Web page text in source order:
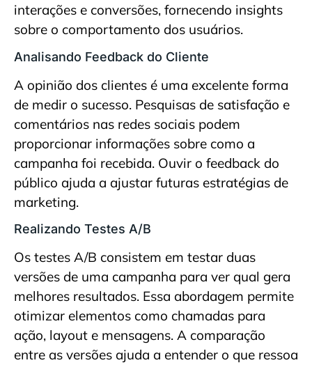
interações e conversões, fornecendo insights
sobre o comportamento dos usuários.
Analisando Feedback do Cliente
A opinião dos clientes é uma excelente forma
de medir o sucesso. Pesquisas de satisfação e
comentários nas redes sociais podem
proporcionar informações sobre como a
campanha foi recebida. Ouvir o feedback do
público ajuda a ajustar futuras estratégias de
marketing.
Realizando Testes A/B
Os testes A/B consistem em testar duas
versões de uma campanha para ver qual gera
melhores resultados. Essa abordagem permite
otimizar elementos como chamadas para
ação, layout e mensagens. A comparação
entre as versões ajuda a entender o que ressoa